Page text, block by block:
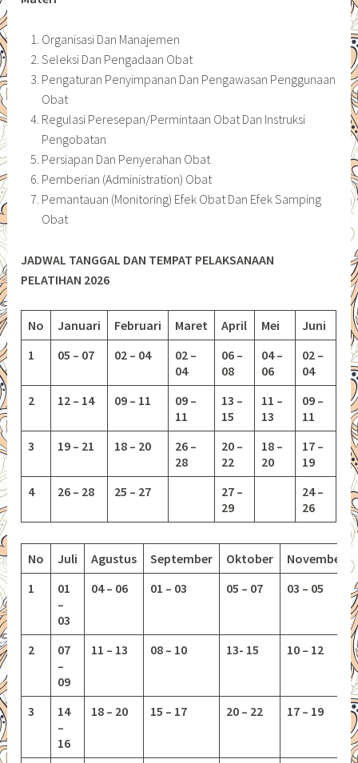
Organisasi Dan Manajemen
Seleksi Dan Pengadaan Obat
Pengaturan Penyimpanan Dan Pengawasan Penggunaan
Obat
Regulasi Peresepan/Permintaan Obat Dan Instruksi
Pengobatan
Persiapan Dan Penyerahan Obat
Pemberian (Administration) Obat
Pemantauan (Monitoring) Efek Obat Dan Efek Samping
Obat
JADWAL TANGGAL DAN TEMPAT PELAKSANAAN
PELATIHAN 2026
No Januari Februari Maret April Mei
Juni
1
05 – 07 02 – 04
02 –
04
06 –
08
04 –
06
02 –
04
2
12 – 14 09 – 11
09 –
11
13 –
15
11 –
13
09 –
11
3
19 – 21 18 – 20
26 –
28
20 –
22
18 –
20
17 –
19
4
26 – 28 25 – 27
27 –
29
24 –
26
No Juli Agustus September Oktober
November
1
01
–
03
04 – 06 01 – 03 05 – 07 03 – 05
2
07
–
09
11 – 13 08 – 10 13- 15 10 – 12
3
14
–
16
18 – 20 15 – 17 20 – 22 17 – 19